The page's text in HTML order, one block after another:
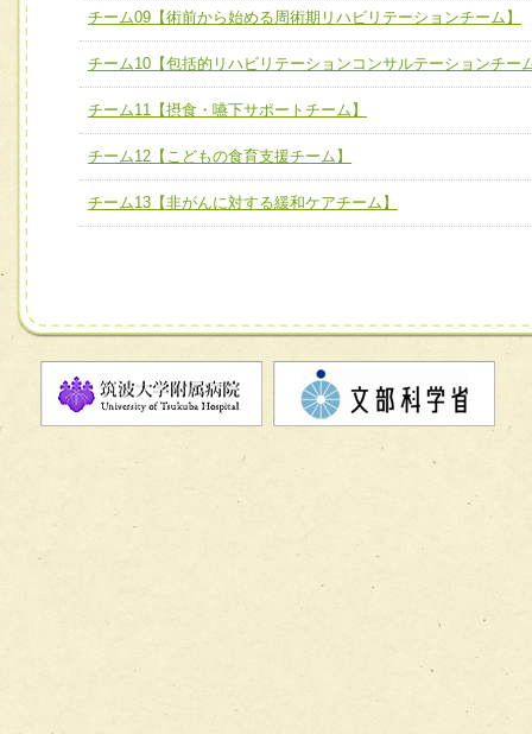
チーム09【術前から始める周術期リハビリテーションチー
ム】
チーム10【包括的リハビリテーションコンサルテーション
ーム】
チーム11【摂食・嚥下サポートチーム】
チーム12【こどもの食育支援チーム】
チーム09【術前から始める周術期リハビリテーションチーム】
チーム10【包括的リハビリテーションコンサルテーションチー
チーム11【摂食・嚥下サポートチーム】
チーム12【こどもの食育支援チーム】
チーム13【非がんに対する緩和ケアチーム】